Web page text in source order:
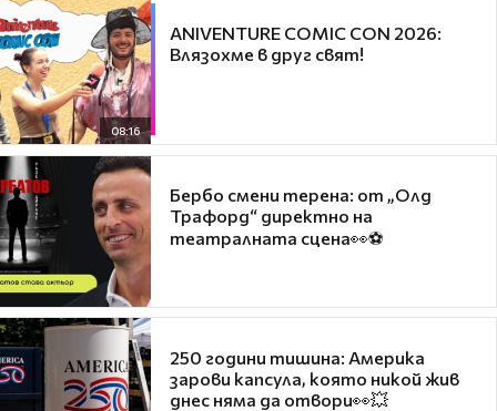
08:16
ANIVENTURE COMIC CON 2026:
Влязохме в друг свят!
Бербо смени терена: от „Олд
Трафорд“ директно на
театралната сцена👀⚽
250 години тишина: Америка
зарови капсула, която никой жив
днес няма да отвори👀💥